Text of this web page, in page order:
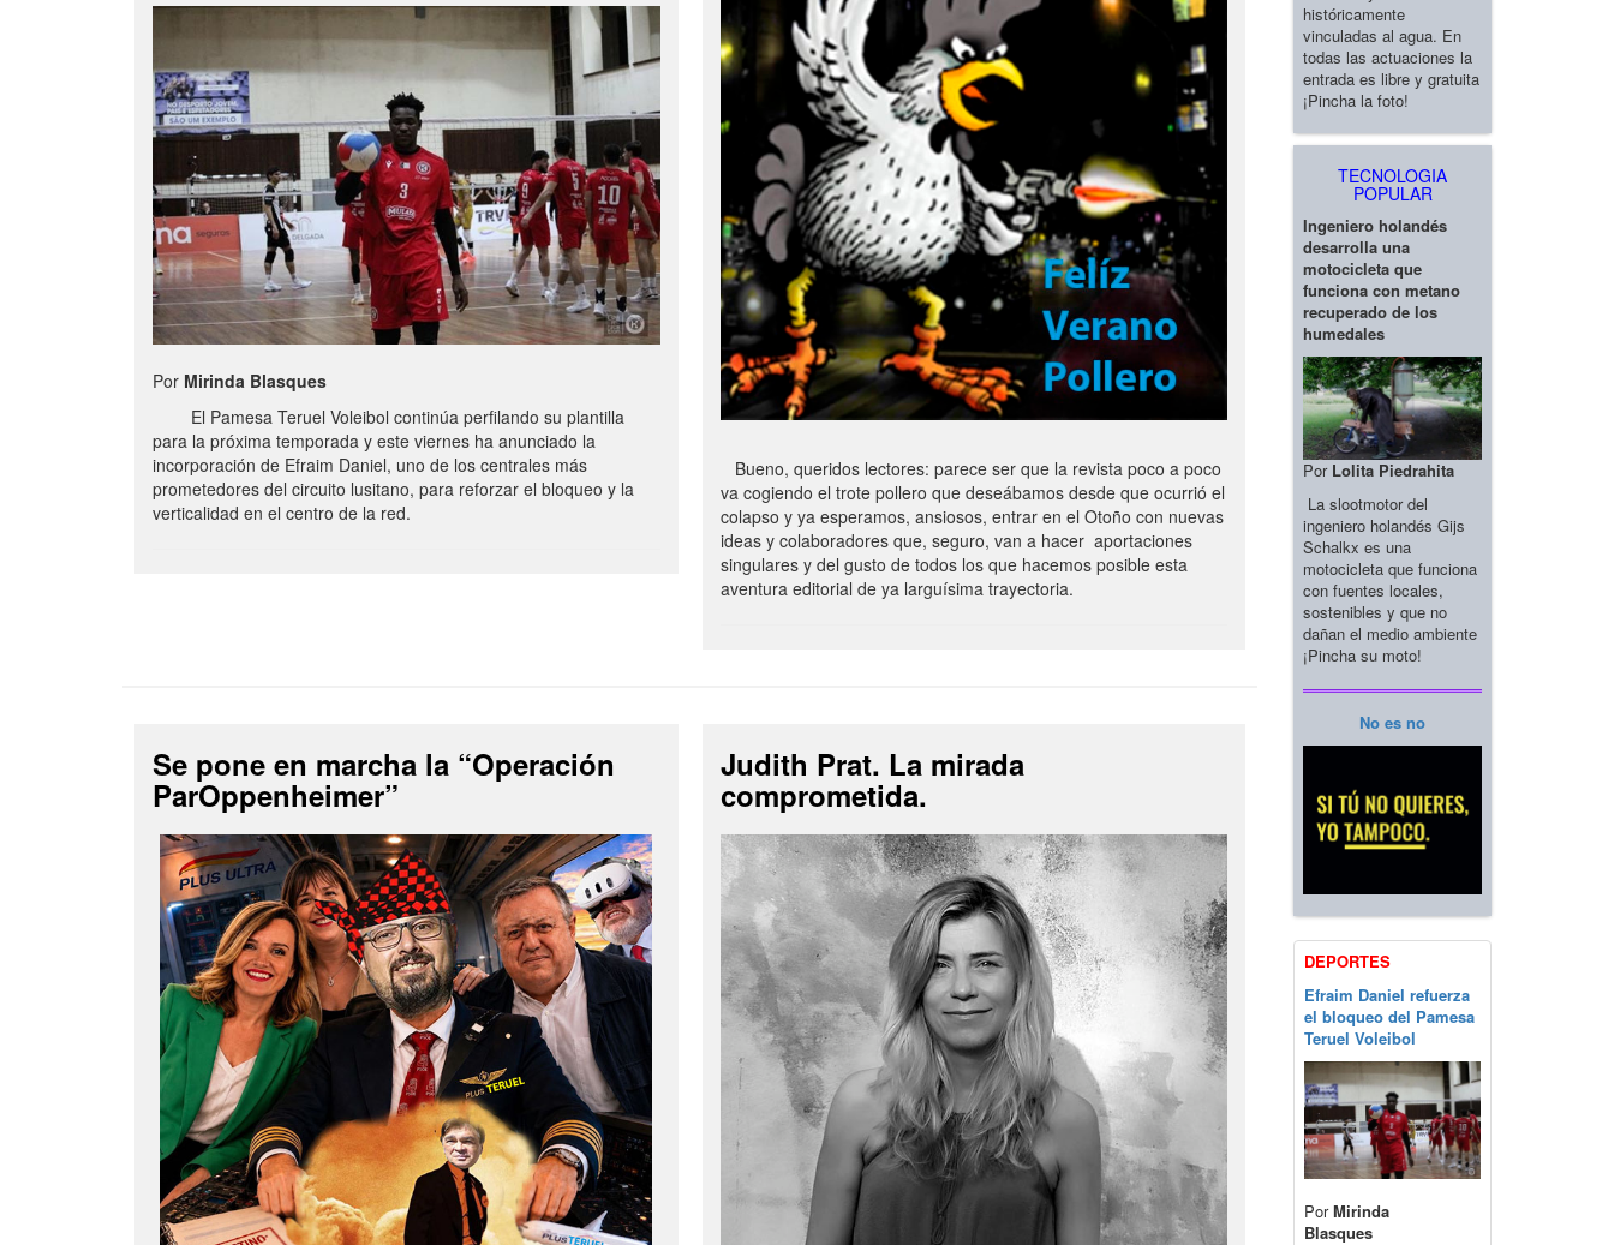
Por Mirinda Blasques
El Pamesa Teruel Voleibol continúa perfilando su plantilla
para la próxima temporada y este viernes ha anunciado la
incorporación de Efraim Daniel, uno de los centrales más
prometedores del circuito lusitano, para reforzar el bloqueo y la
verticalidad en el centro de la red.
Bueno, queridos lectores: parece ser que la revista poco a poco
va cogiendo el trote pollero que deseábamos desde que ocurrió el
colapso y ya esperamos, ansiosos, entrar en el Otoño con nuevas
ideas y colaboradores que, seguro, van a hacer aportaciones
singulares y del gusto de todos los que hacemos posible esta
aventura editorial de ya larguísima trayectoria.
Se pone en marcha la “Operación
ParOppenheimer”
Judith Prat. La mirada
comprometida.
históricamente
vinculadas al agua. En
todas las actuaciones la
entrada es libre y gratuita
¡Pincha la foto!
TECNOLOGIA
POPULAR
Ingeniero holandés
desarrolla una
motocicleta que
funciona con metano
recuperado de los
humedales
Por Lolita Piedrahita
La slootmotor del
ingeniero holandés Gijs
Schalkx es una
motocicleta que funciona
con fuentes locales,
sostenibles y que no
dañan el medio ambiente
¡Pincha su moto!
No es no
DEPORTES
Efraim Daniel refuerza
el bloqueo del Pamesa
Teruel Voleibol
PorMirinda
Blasques